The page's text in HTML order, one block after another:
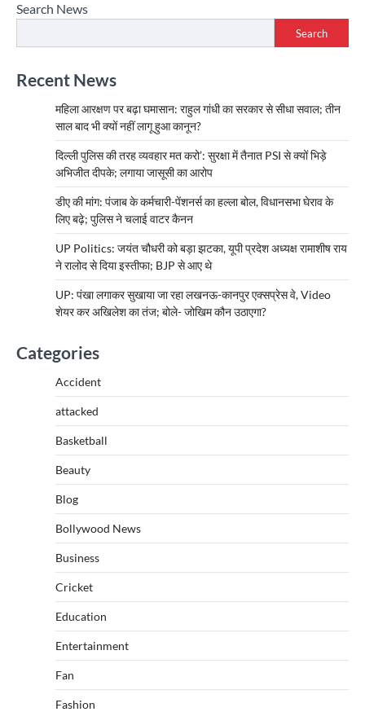
Search News
Search
Recent News
महिला आरक्षण पर बढ़ा घमासान: राहुल गांधी का सरकार से सीधा सवाल; तीन
साल बाद भी क्यों नहीं लागू हुआ कानून?
दिल्ली पुलिस की तरह व्यवहार मत करो’: सुरक्षा में तैनात PSI से क्यों भिड़े
अभिजीत दीपके; लगाया जासूसी का आरोप
डीए की मांग: पंजाब के कर्मचारी-पेंशनर्स का हल्ला बोल, विधानसभा घेराव के
लिए बढ़े; पुलिस ने चलाई वाटर कैनन
UP Politics: जयंत चौधरी को बड़ा झटका, यूपी प्रदेश अध्यक्ष रामाशीष राय
ने रालोद से दिया इस्तीफा; BJP से आए थे
UP: पंखा लगाकर सुखाया जा रहा लखनऊ-कानपुर एक्सप्रेस वे, Video
शेयर कर अखिलेश का तंज; बोले- जोखिम कौन उठाएगा?
Categories
Accident
attacked
Basketball
Beauty
Blog
Bollywood News
Business
Cricket
Education
Entertainment
Fan
Fashion